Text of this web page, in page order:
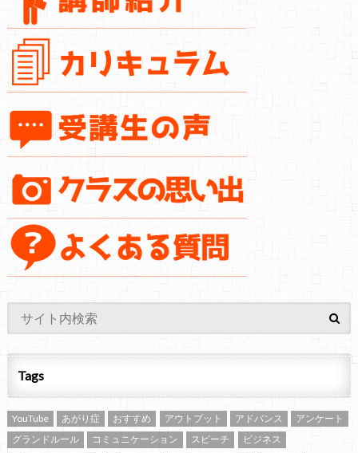
Tags
YouTube あがり症 おすすめ アウトプット アドバンス
アンケート
グランドルール
コミュニケーション スピーチ
ビジネス